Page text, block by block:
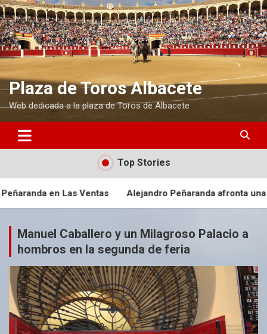
S
a
l
t
a
a
l
c
i
d
o
Plaza de Toros Albacete
Web dedicada a la plaza de Toros de Albacete
Top Stories
Alejandro Peñaranda afronta una nueva cita en Las
Manuel Caballero y un Milagroso Palacio a
hombros en la segunda de feria